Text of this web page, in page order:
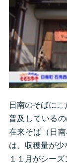
日南のそばにこ
普及している
在来そば（日
は、収穫量が少
１１月がシー